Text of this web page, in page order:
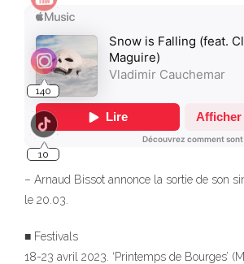
– Arnaud Bissot annonce la sortie de son
le 20.03.
■ Festivals
18-23 avril 2023. ‘Printemps de Bourges’
140
10